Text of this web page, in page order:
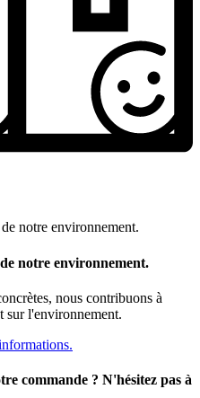
notre environnement.
nous contribuons à
sur l'environnement.
commande ? N'hésitez pas à